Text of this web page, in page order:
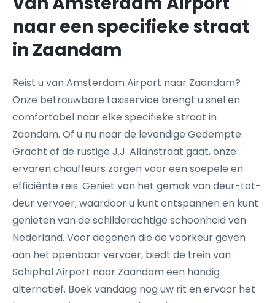
naar een specifieke straat
in Zaandam
Reist u van Amsterdam Airport naar Zaandam?
Onze betrouwbare taxiservice brengt u snel en
comfortabel naar elke specifieke straat in
Zaandam. Of u nu naar de levendige Gedempte
Gracht of de rustige J.J. Allanstraat gaat, onze
ervaren chauffeurs zorgen voor een soepele en
efficiënte reis. Geniet van het gemak van deur-tot-
deur vervoer, waardoor u kunt ontspannen en kunt
genieten van de schilderachtige schoonheid van
Nederland. Voor degenen die de voorkeur geven
aan het openbaar vervoer, biedt de trein van
Schiphol Airport naar Zaandam een handig
alternatief. Boek vandaag nog uw rit en ervaar het